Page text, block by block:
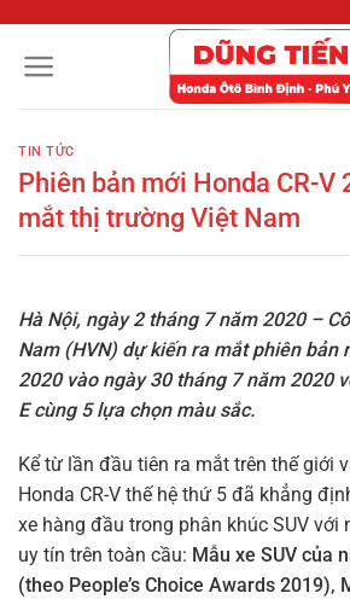
nội
TIN TỨC
Phiên bản mới Honda CR-V
mắt thị trường Việt Nam
Hà Nội, ngày 2 tháng 7 năm 2020 –
Nam (HVN) dự kiến ra mắt phiên bản
2020 vào ngày 30 tháng 7 năm 2020
E cùng 5 lựa chọn màu sắc.
Kể từ lần đầu tiên ra mắt trên thế giới
Honda CR-V thế hệ thứ 5 đã khẳng
xe hàng đầu trong phân khúc SUV với
uy tín trên toàn cầu: Mẫu xe SUV của
(theo People’s Choice Awards 2019),